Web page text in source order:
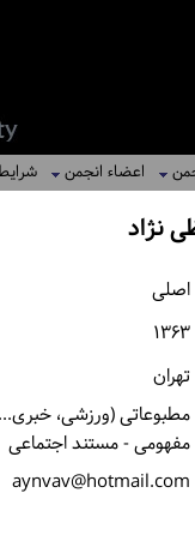
اعضاء انجمن
نژاد
اصلی
۱۳۶۳
تهران
مطبوعاتی (ورزشی،
مفهومی - مستند اجتماعی
aynvav@hotmail.com